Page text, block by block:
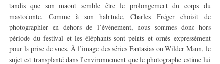
tandis que son maout semble être le prolongement du corps du
mastodonte. Comme à son habitude, Charles Fréger choisit de
photographier en dehors de l’événement, nous sommes donc hors
période du festival et les éléphants sont peints et ornés expressément
pour la prise de vues. À l’image des séries Fantasias ou Wilder Mann, le
sujet est transplanté dans l’environnement que le photographe estime lui